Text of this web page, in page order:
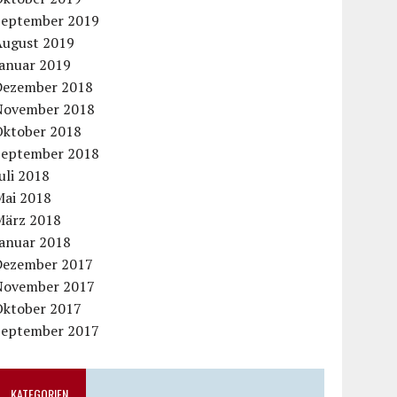
2019
2019
2019
2018
2018
2018
2018
2018
2018
2018
2018
2017
2017
2017
2017